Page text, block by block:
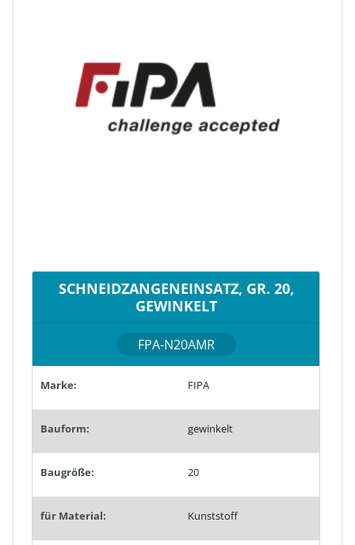
SCHNEIDZANGENEINSATZ, GR. 20,
GEWINKELT
FPA-N20AMR
Marke: FIPA
Bauform: gewinkelt
Baugröße: 20
für Material: Kunststoff